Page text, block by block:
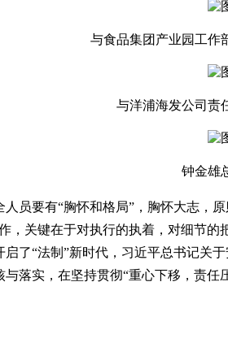
与食品集团产业园工作
与洋浦海发公司责
钟金雄
员要有“胸怀和格局”，胸怀大志，
，关键在于对执行的执着，对细节
了“法制”新时代，习近平总书记
落实，在坚持贯彻“重心下移，责